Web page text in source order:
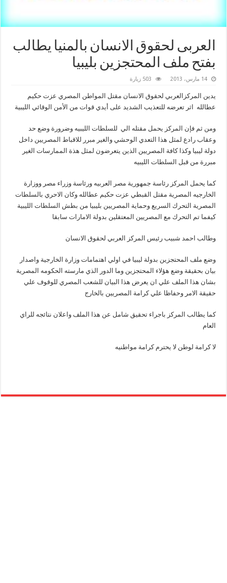
العربى لحقوق الانسان بالمنيا يطالب
بفتح ملف المحتجزين بليبيا
14 مارس، 2013 503 زيارة
يدين المركزالعربي لحقوق الانسان مقتل المواطن المصري عزت حكيم
عطالله اثر تعرضه للتعذيب الشديد على أيدي قوات من الأمن الوقائي الليبية
ومن ثم فإن المركز يحمل مقتله الي للسلطات الليبيه وضرورة وضع حد
وعقاب رادع لمثل هذا التعدي الوحشي والغير مبرر للاقباط المصريين داخل
دولة ليبيا وكذا كافة المصريين الذين يتعرضون لمثل هذة الممارسات الغير
مبررة من قبل السلطات الليبيه
كما يحمل المركز رئاسة جمهورية مصر العربيه ورئاسة وزراء مصر ووزارة
الخارجيه المصرية مقتل القبطي عزت حكيم عطالله وكان الاحري بالسلطات
المصرية التحرك السريع وحماية المصريين بليبيا من بطش السلطات الليبية
كيفما تم التحرك مع المصريين المعتقلين بدولة الامارات سابقا
وطالب احمد شبيب رئيس المركز العربي لحقوق الانسان
وضع ملف المحتجزين بدولة ليبيا في اولي اهتمامات وزارة الخارجية واصدار
بيان بحقيقة وضع هؤلاء المحتجزين وما الدور الذي مارسته الحكومه المصرية
بشان هذا الملف علي ان يعرض هذا البيان للشعب المصري للوقوف علي
حقيقة الامر وحفاظا علي كرامة المصريين بالخارج
كما يطالب المركز باجراء تحقيق شامل عن هذا الملف واعلان نتائجه للراي
العام
لا كرامة لوطن لا يحترم كرامة مواطنيه